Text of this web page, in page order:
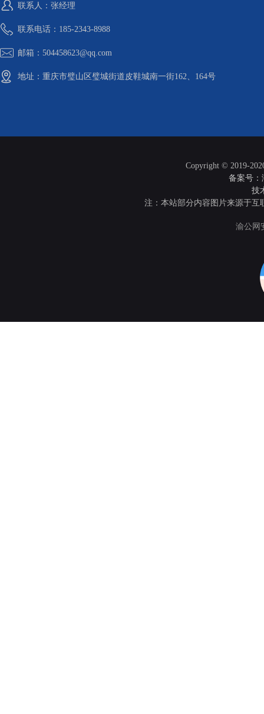
联系人：张经理
联系电话：185-2343-8988
邮箱：504458623@qq.com
地址：重庆市璧山区璧城街道皮鞋城南一街162、164号
Copyright © 2019-
备案号：
技
注：本站部分内容图片来源于
渝公网